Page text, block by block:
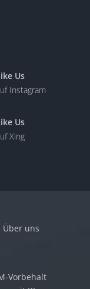
Us
Instagram
Us
Xing
Über uns
Vorbehalt